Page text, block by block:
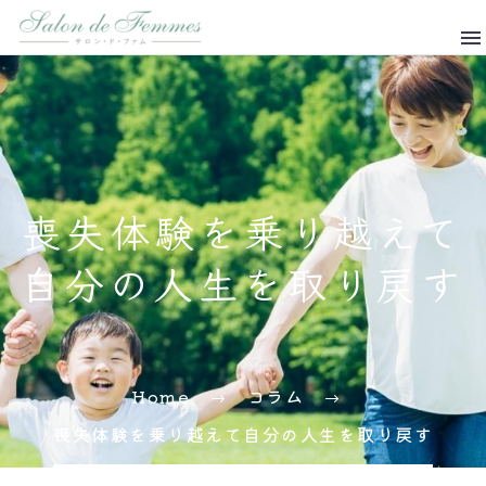
喪失体験を乗り越えて
自分の人生を取り戻す
Home
コラム
喪失体験を乗り越えて自分の人生を取り戻す